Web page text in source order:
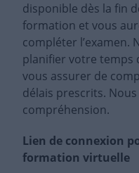
disponible dès la fin
formation et vous
compléter l’examen.
planifier votre temps
vous assurer de
délais prescrits.
compréhension.
Lien de connexion
formation virtuelle